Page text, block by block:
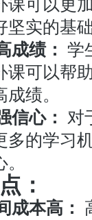
课可以更
坚实的基
成绩： 学
课可以帮
绩。
信心： 对
多的学习
：
成本高：